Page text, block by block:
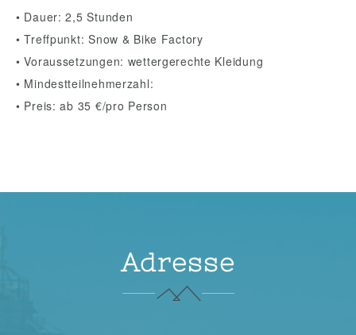
• Dauer: 2,5 Stunden
• Treffpunkt: Snow & Bike Factory
• Voraussetzungen: wettergerechte Kleidung
• Mindestteilnehmerzahl:
• Preis: ab 35 €/pro Person
Adresse